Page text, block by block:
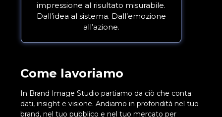
impressione al risultato misurabile.
Dall’idea al sistema. Dall’emozione
all’azione.
Come lavoriamo
In Brand Image Studio partiamo da ciò che conta:
dati, insight e visione. Andiamo in profondità nel tuo
brand, nel tuo pubblico e nel tuo mercato per